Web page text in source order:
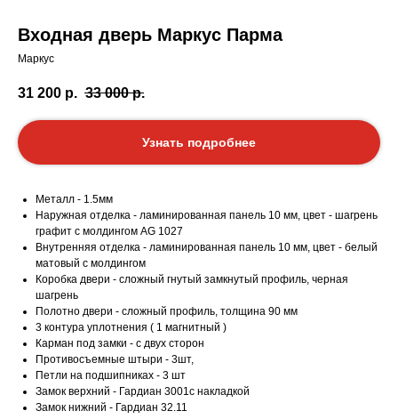
Входная дверь Маркус Парма
Маркус
31 200 р. 33 000 р.
Узнать подробнее
Металл - 1.5мм
Наружная отделка - ламинированная панель 10 мм, цвет - шагрень
графит с молдингом AG 1027
Внутренняя отделка - ламинированная панель 10 мм, цвет - белый
матовый с молдингом
Коробка двери - сложный гнутый замкнутый профиль, черная
шагрень
Полотно двери - сложный профиль, толщина 90 мм
3 контура уплотнения ( 1 магнитный )
Карман под замки - с двух сторон
Противосъемные штыри - 3шт,
Петли на подшипниках - 3 шт
Замок верхний - Гардиан 3001с накладкой
Замок нижний - Гардиан 32.11